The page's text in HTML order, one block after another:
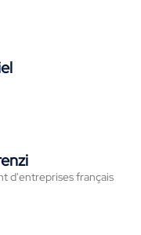
d'entreprises français